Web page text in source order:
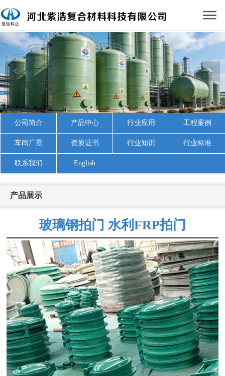
公司简介 产品中心 行业应用 工程案例
车间厂景 资质证书 行业知识 行业标准
联系我们 English
产品展示
玻璃钢拍门 水利FRP拍门